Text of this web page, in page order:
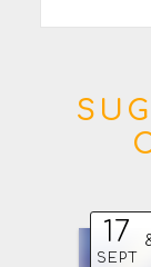
17
SEPT